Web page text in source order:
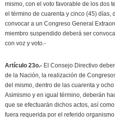
mismo, con el voto favorable de los dos
el término de cuarenta y cinco (45) días,
convocar a un Congreso General
miembro suspendido deberá ser
con voz y voto.-
Artículo 23o.- El Consejo Directivo
de la Nación, la realización de
del mismo, dentro de las cuarenta y
Asimismo y en igual término, deberán
que se efectuarán dichos actos, así
fuera requerida por el referido